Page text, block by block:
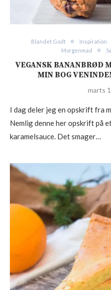
Blandet Godt Inspiration
Morgenmad
VEGANSK BANANBRØD
MIN BOG
marts
I dag deler jeg en opskrift fra
Nemlig denne her opskrift på
karamelsauce. Det smager…